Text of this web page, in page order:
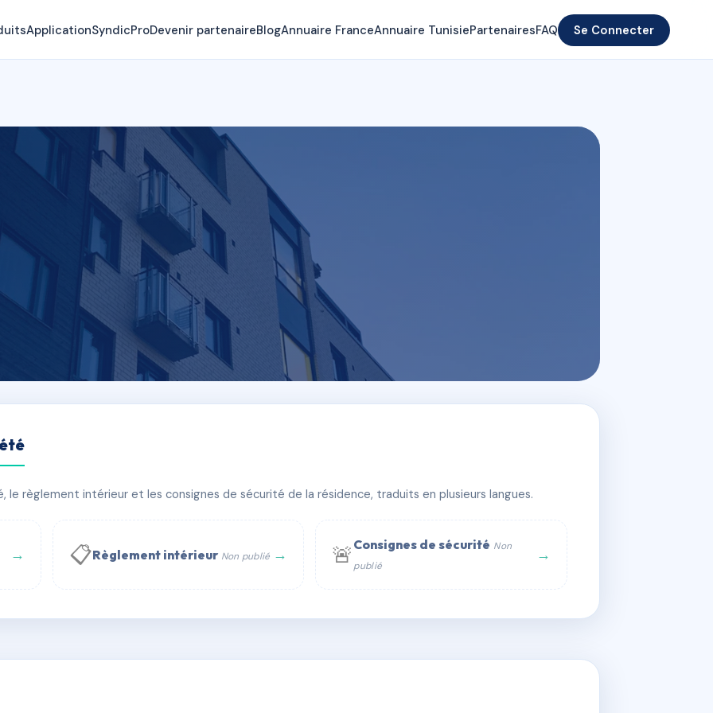
ApplicationSyndicProDevenir partenaireBlogAnnuaire FranceAnnuaire TunisiePartenairesFAQ Se Connecter
WhatsApp
règlement intérieur et les consignes de sécurité de la résidence, traduits en plusieurs langues.
→ 📋Règlement intérieur Non publié → 🚨 Consignes de sécurité Non
publié
→
AC6463723 🇫🇷